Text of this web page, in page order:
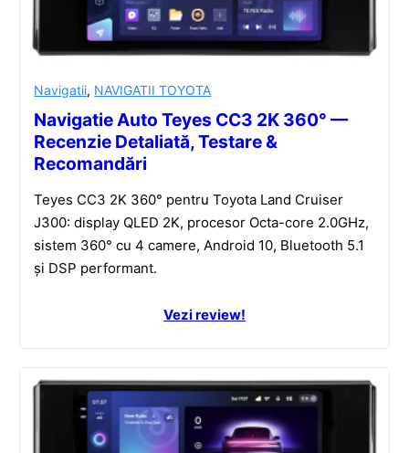
Navigatii, NAVIGATII TOYOTA
Navigatie Auto Teyes CC3 2K 360° —
Recenzie Detaliată, Testare &
Recomandări
Teyes CC3 2K 360° pentru Toyota Land Cruiser
J300: display QLED 2K, procesor Octa-core 2.0GHz,
sistem 360° cu 4 camere, Android 10, Bluetooth 5.1
și DSP performant.
Vezi review!